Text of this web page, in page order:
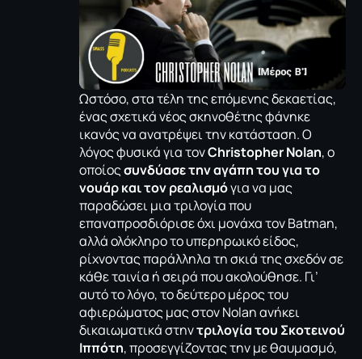
Ωστόσο, στα τέλη της επόμενης δεκαετίας,
ένας σχετικά νέος σκηνοθέτης φάνηκε
ικανός να ανατρέψει την κατάσταση. Ο
λόγος φυσικά για τονChristopher Nolan, ο
οποίοςσυνδύασε την αγάπη του για το
νουάρ και τον ρεαλισμόγια να μας
παραδώσει μια τριλογία που
επαναπροσδιόρισε όχι μονάχα τον Βatman,
αλλά ολόκληρο το υπερηρωικό είδος,
ρίχνοντας παράλληλα τη σκιά της σχεδόν σε
κάθε ταινία ή σειρά που ακολούθησε. Γι’
αυτό το λόγο, τo δεύτερο μέρος του
αφιερώματος μας στον Nolan ανήκει
δικαιωματικά στηντριλογία του Σκοτεινού
Ιππότη, προσεγγίζοντας την με θαυμασμό,